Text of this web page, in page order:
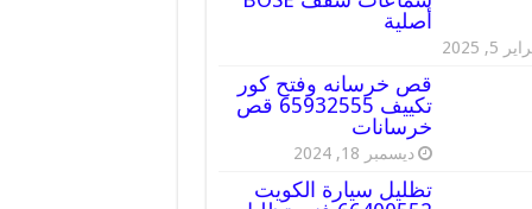
أصلية
5, 2025
قص خرسانه وفتح كور
تكييف 65932555 قص
خرسانات
ديسمبر 18, 2024
تظليل سيارة الكويت